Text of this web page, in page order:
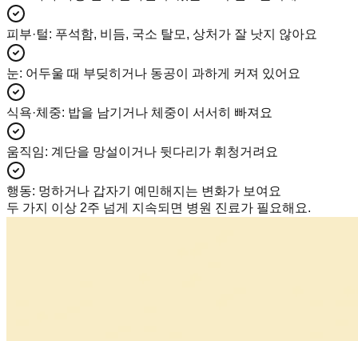
피부·털: 푸석함, 비듬, 국소 탈모, 상처가 잘 낫지 않아요
눈: 어두울 때 부딪히거나 동공이 과하게 커져 있어요
식욕·체중: 밥을 남기거나 체중이 서서히 빠져요
움직임: 계단을 망설이거나 뒷다리가 휘청거려요
행동: 멍하거나 갑자기 예민해지는 변화가 보여요
두 가지 이상 2주 넘게 지속되면 병원 진료가 필요해요.